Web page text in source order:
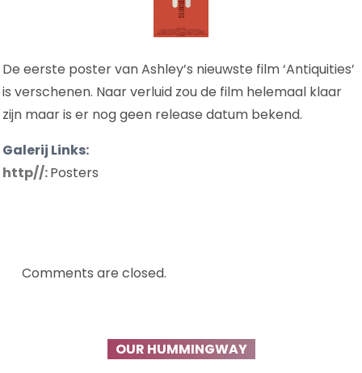
De eerste poster van Ashley’s nieuwste film ‘Antiquities’
is verschenen. Naar verluid zou de film helemaal klaar
zijn maar is er nog geen release datum bekend.
Galerij Links:
http//:Posters
Comments are closed.
OUR HUMMINGWAY